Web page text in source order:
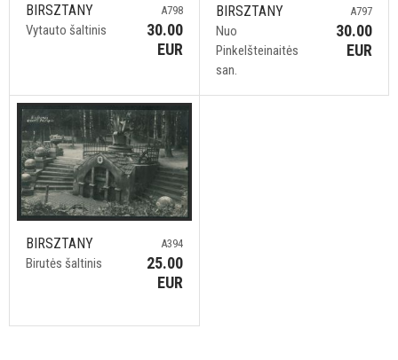
BIRSZTANY
Vytauto šaltinis
A798
30.00
EUR
BIRSZTANY
Nuo
Pinkelšteinaitės
san.
A797
30.00
EUR
BIRSZTANY
Birutės šaltinis
A394
25.00
EUR